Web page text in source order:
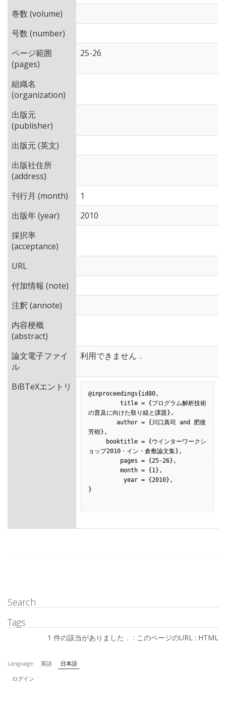
巻数 (volume)
号数 (number)
ページ範囲
(pages)
25-26
組織名
(organization)
出版元
(publisher)
出版元 (英文)
出版社住所
(address)
刊行月 (month)
1
出版年 (year)
2010
採択率
(acceptance)
URL
付加情報 (note)
注釈 (annote)
内容梗概
(abstract)
論文電子ファイ
ル
利用できません．
BiBTeXエントリ
@inproceedings{id80,
の普及に向けた取り組と課題},
芳樹},
ョップ2010・イン・倉敷論文集},
}
Search
Tags
1 件の該当がありました． : このページのURL : HTML
Language: 英語
日本語
ログイン